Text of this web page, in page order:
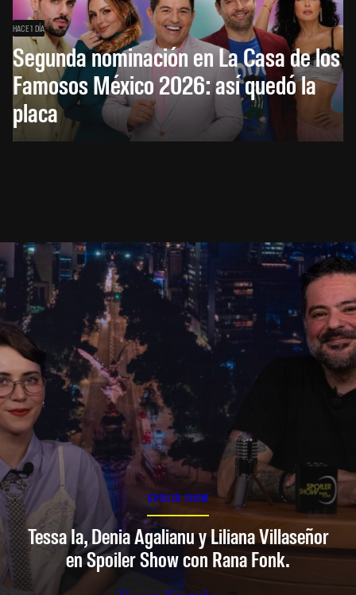
HACE 1 DÍA
Segunda nominación en La Casa de los
Famosos México 2026: así quedó la
placa
SPOILER SHOW
Tessa Ia, Denia Agalianu y Liliana Villaseñor
en Spoiler Show con Rana Fonk.